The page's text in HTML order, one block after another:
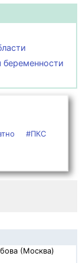
беременности
#ПКС
(Москва)